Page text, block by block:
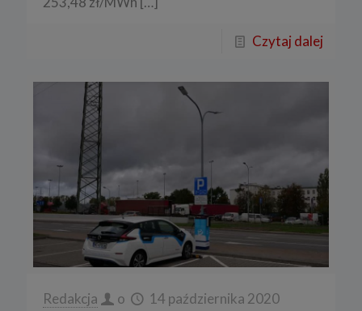
Czytaj dalej
Redakcja o 14 października 2020